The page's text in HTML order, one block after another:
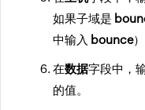
如果子域是
中输入 bounce）
在数据字段中，
的值。